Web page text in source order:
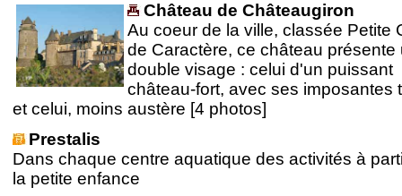
Château de Châteaugiron
Au coeur de la ville, classée Petite
de Caractère, ce château présente
double visage : celui d'un puissant
château-fort, avec ses imposantes
et celui, moins austère [4 photos]
Prestalis
Dans chaque centre aquatique des activités à
la petite enfance